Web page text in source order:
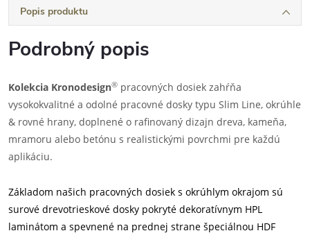
Popis produktu
Podrobný popis
Kolekcia Kronodesign® pracovných dosiek zahŕňa
vysokokvalitné a odolné pracovné dosky typu Slim Line, okrúhle
& rovné hrany, doplnené o rafinovaný dizajn dreva, kameňa,
mramoru alebo betónu s realistickými povrchmi pre každú
aplikáciu.
Základom našich pracovných dosiek s okrúhlym okrajom sú
surové drevotrieskové dosky pokryté dekoratívnym HPL
laminátom a spevnené na prednej strane špeciálnou HDF